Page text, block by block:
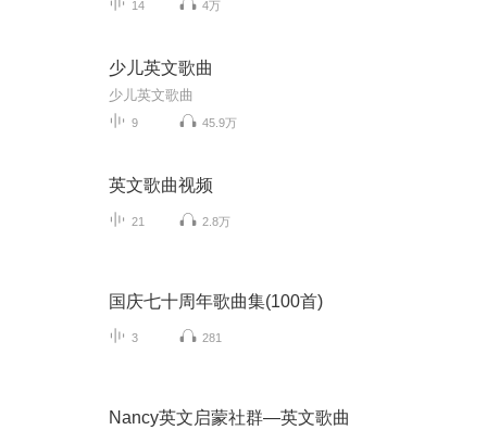
14 4万
少儿英文歌曲
少儿英文歌曲
9 45.9万
英文歌曲视频
21 2.8万
国庆七十周年歌曲集(100首)
3 281
Nancy英文启蒙社群—英文歌曲